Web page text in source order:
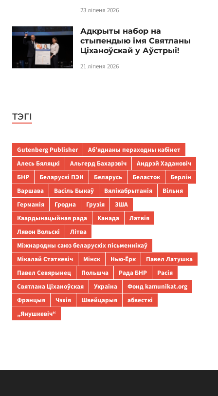
23 ліпеня 2026
Адкрыты набор на
стыпендыю імя Святланы
Ціханоўскай у Аўстрыі!
21 ліпеня 2026
ТЭГІ
Gutenberg Publisher
Аб’яднаны пераходны кабінет
Алесь Бяляцкі
Альгерд Бахарэвіч
Андрэй Хадановіч
БНР
Беларускі ПЭН Беларусь Беласток
Берлін
Варшава
Васіль Быкаў Вялікабрытанія
Вільня
Германія
Гродна Грузія
ЗША
Каардынацыйная рада
Канада
Латвія
Лявон Вольскі
Літва
Міжнародны саюз беларускіх пісьменнікаў
Мікалай Статкевіч
Мінск Нью-Ёрк
Павел Латушка
Павел Севярынец
Польшча Рада БНР
Расія
Святлана Ціханоўская
Украіна
Фонд kamunikat.org
Францыя
Чэхія Швейцарыя
абвесткі
„Янушкевіч“